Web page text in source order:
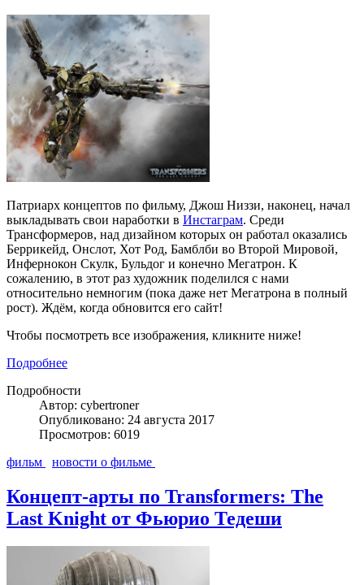
Патриарх концептов по фильму, Джош Низзи, наконец, начал
выкладывать свои наработки в Инстаграм. Среди
Трансформеров, над дизайном которых он работал оказались
Беррикейд, Онслот, Хот Род, Бамблби во Второй Мировой,
Инфернокон Скулк, Бульдог и конечно Мегатрон. К
сожалению, в этот раз художник поделился с нами
относительно немногим (пока даже нет Мегатрона в полный
рост). Ждём, когда обновится его сайт!
Чтобы посмотреть все изображения, кликните ниже!
Подробнее
Подробности
Автор: cybertroner
Опубликовано: 24 августа 2017
Просмотров: 6019
фильм
новости о фильме
Концепт-арты по Transformers: The
Last Knight от Фьюрио Тедеши